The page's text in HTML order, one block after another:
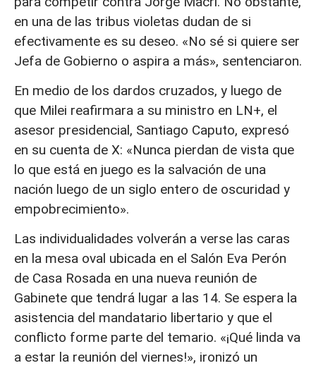
en una de las tribus violetas dudan de si
efectivamente es su deseo. «No sé si quiere ser
Jefa de Gobierno o aspira a más», sentenciaron.
En medio de los dardos cruzados, y luego de
que Milei reafirmara a su ministro en LN+, el
asesor presidencial, Santiago Caputo, expresó
en su cuenta de X: «Nunca pierdan de vista que
lo que está en juego es la salvación de una
nación luego de un siglo entero de oscuridad y
empobrecimiento».
Las individualidades volverán a verse las caras
en la mesa oval ubicada en el Salón Eva Perón
de Casa Rosada en una nueva reunión de
Gabinete que tendrá lugar a las 14. Se espera la
asistencia del mandatario libertario y que el
conflicto forme parte del temario. «¡Qué linda va
a estar la reunión del viernes!», ironizó un